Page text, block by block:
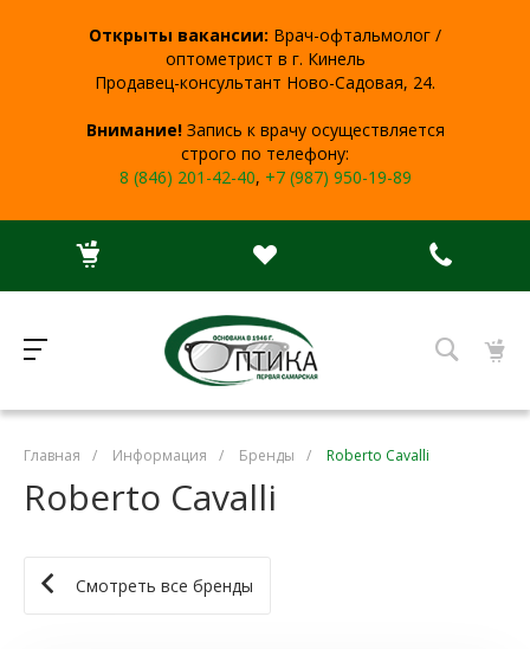
Открыты вакансии: Врач-офтальмолог /
оптометрист в г. Кинель
Продавец-консультант Ново-Садовая, 24.
Внимание!Запись к врачу осуществляется
строго по телефону:
8 (846) 201-42-40, +7 (987) 950-19-89
Главная / Информация / Бренды / Roberto Cavalli
Roberto Cavalli
Смотреть все бренды